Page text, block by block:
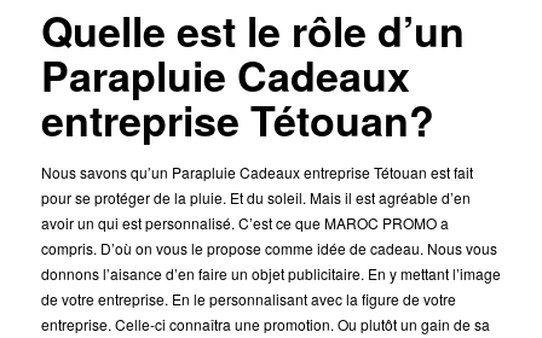
Quelle est le rôle d’un
Parapluie Cadeaux
entreprise Tétouan?
Nous savons qu’un Parapluie Cadeaux entreprise Tétouan est fait
pour se protéger de la pluie. Et du soleil. Mais il est agréable d’en
avoir un qui est personnalisé. C’est ce que MAROC PROMO a
compris. D’où on vous le propose comme idée de cadeau. Nous vous
donnons l’aisance d’en faire un objet publicitaire. En y mettant l’image
de votre entreprise. En le personnalisant avec la figure de votre
entreprise. Celle-ci connaîtra une promotion. Ou plutôt un gain de sa